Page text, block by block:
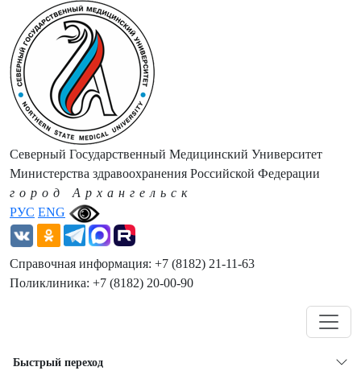
РУС ENG
Северный Государственный Медицинский Университет
Министерства здравоохранения Российской Федерации
город Архангельск
Справочная информация: +7 (8182) 21-11-63
Поликлиника: +7 (8182) 20-00-90
Быстрый переход